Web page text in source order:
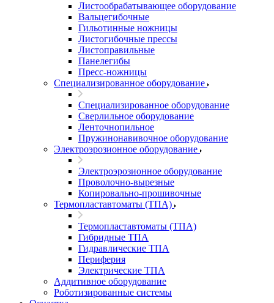
Листообрабатывающее оборудование
Вальцегибочные
Гильотинные ножницы
Листогибочные прессы
Листоправильные
Панелегибы
Пресс-ножницы
Специализированное оборудование
Специализированное оборудование
Сверлильное оборудование
Ленточнопильное
Пружинонавивочное оборудование
Электроэрозионное оборудование
Электроэрозионное оборудование
Проволочно-вырезные
Копировально-прошивочные
Термопластавтоматы (ТПА)
Термопластавтоматы (ТПА)
Гибридные ТПА
Гидравлические ТПА
Периферия
Электрические ТПА
Аддитивное оборудование
Роботизированные системы